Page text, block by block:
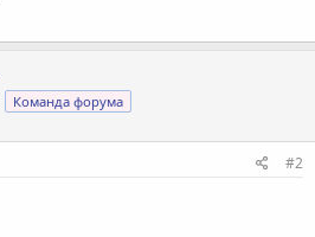
Команда форума
#2